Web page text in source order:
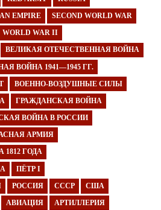
EMPIRE SECOND WORLD WAR
WORLD WAR II
ВЕЛИКАЯ ОТЕЧЕСТВЕННАЯ ВОЙНА
ВОЙНА 1941—1945 ГГ.
ВОЕННО-ВОЗДУШНЫЕ СИЛЫ
ГРАЖДАНСКАЯ ВОЙНА
ВОЙНА В РОССИИ
АРМИЯ
ГОДА
ПЁТР I
РОССИЯ СССР США
АВИАЦИЯ АРТИЛЛЕРИЯ